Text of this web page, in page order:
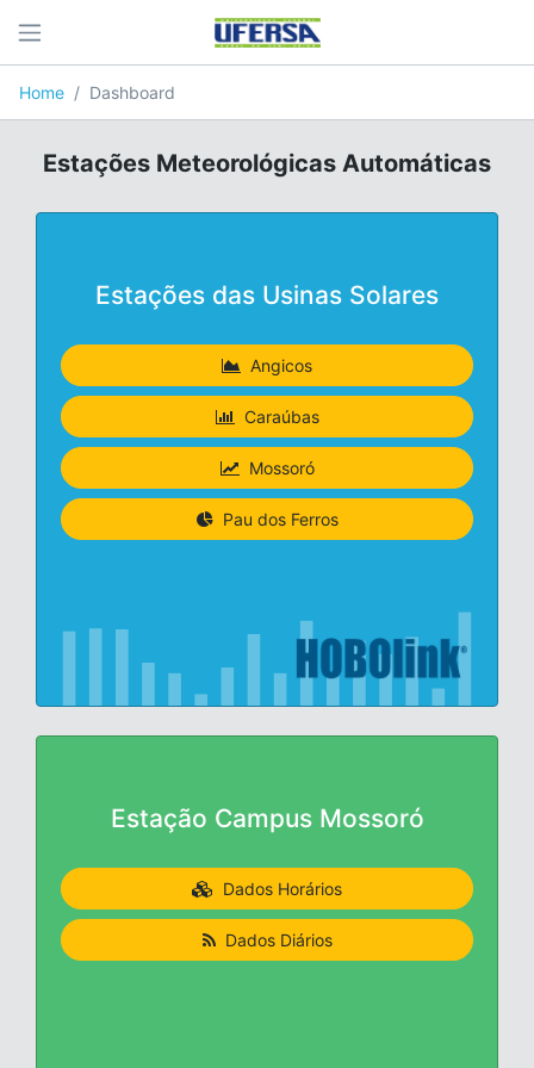
Home Dashboard
Estações Meteorológicas Automáticas
Estações das Usinas Solares
Angicos
Caraúbas
Mossoró
Pau dos Ferros
Estação Campus Mossoró
Dados Horários
Dados Diários